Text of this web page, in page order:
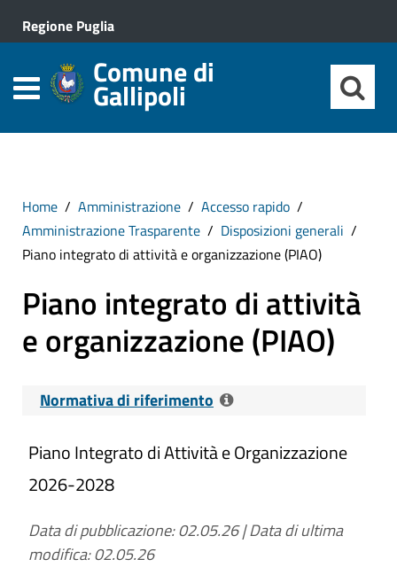
Regione Puglia
Comune di
Gallipoli
Home Amministrazione
Accesso rapido
Amministrazione Trasparente
Disposizioni generali
Piano integrato di attività e organizzazione (PIAO)
Piano integrato di attività
e organizzazione (PIAO)
Normativa di riferimento
Riferimenti normativi : articolo 6 del
decreto legge n. 80 del 9 giugno 2021
"Misure urgenti per il rafforzamento della
capacità amministrativa delle pubbliche
amministrazioni funzionale all’attuazione
Piano Integrato di Attività e Organizzazione
2026-2028
Data di pubblicazione: 02.05.26|Data di ultima
modifica: 02.05.26